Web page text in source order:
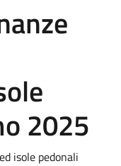
2025
isole pedonali